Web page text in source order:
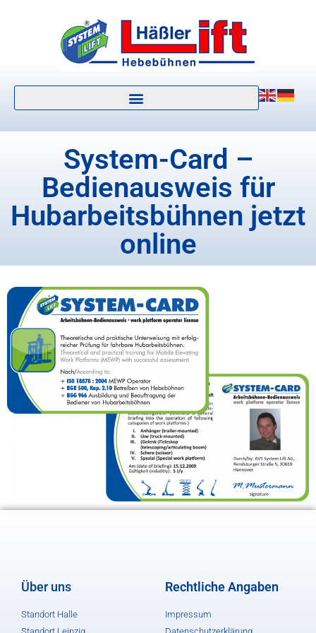
System-Card –
Bedienausweis für
Hubarbeitsbühnen jetzt
online
Über uns
Standort Halle
Rechtliche Angaben
Impressum